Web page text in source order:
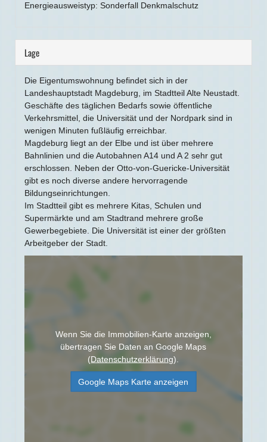
Energieausweistyp: Sonderfall Denkmalschutz
Lage
Die Eigentumswohnung befindet sich in der
Landeshauptstadt Magdeburg, im Stadtteil Alte Neustadt.
Geschäfte des täglichen Bedarfs sowie öffentliche
Verkehrsmittel, die Universität und der Nordpark sind in
wenigen Minuten fußläufig erreichbar.
Magdeburg liegt an der Elbe und ist über mehrere
Bahnlinien und die Autobahnen A14 und A 2 sehr gut
erschlossen. Neben der Otto-von-Guericke-Universität
gibt es noch diverse andere hervorragende
Bildungseinrichtungen.
Im Stadtteil gibt es mehrere Kitas, Schulen und
Supermärkte und am Stadtrand mehrere große
Gewerbegebiete. Die Universität ist einer der größten
Arbeitgeber der Stadt.
Wenn Sie die Immobilien-Karte anzeigen,
übertragen Sie Daten an Google Maps
(Datenschutzerklärung).
Google Maps Karte anzeigen